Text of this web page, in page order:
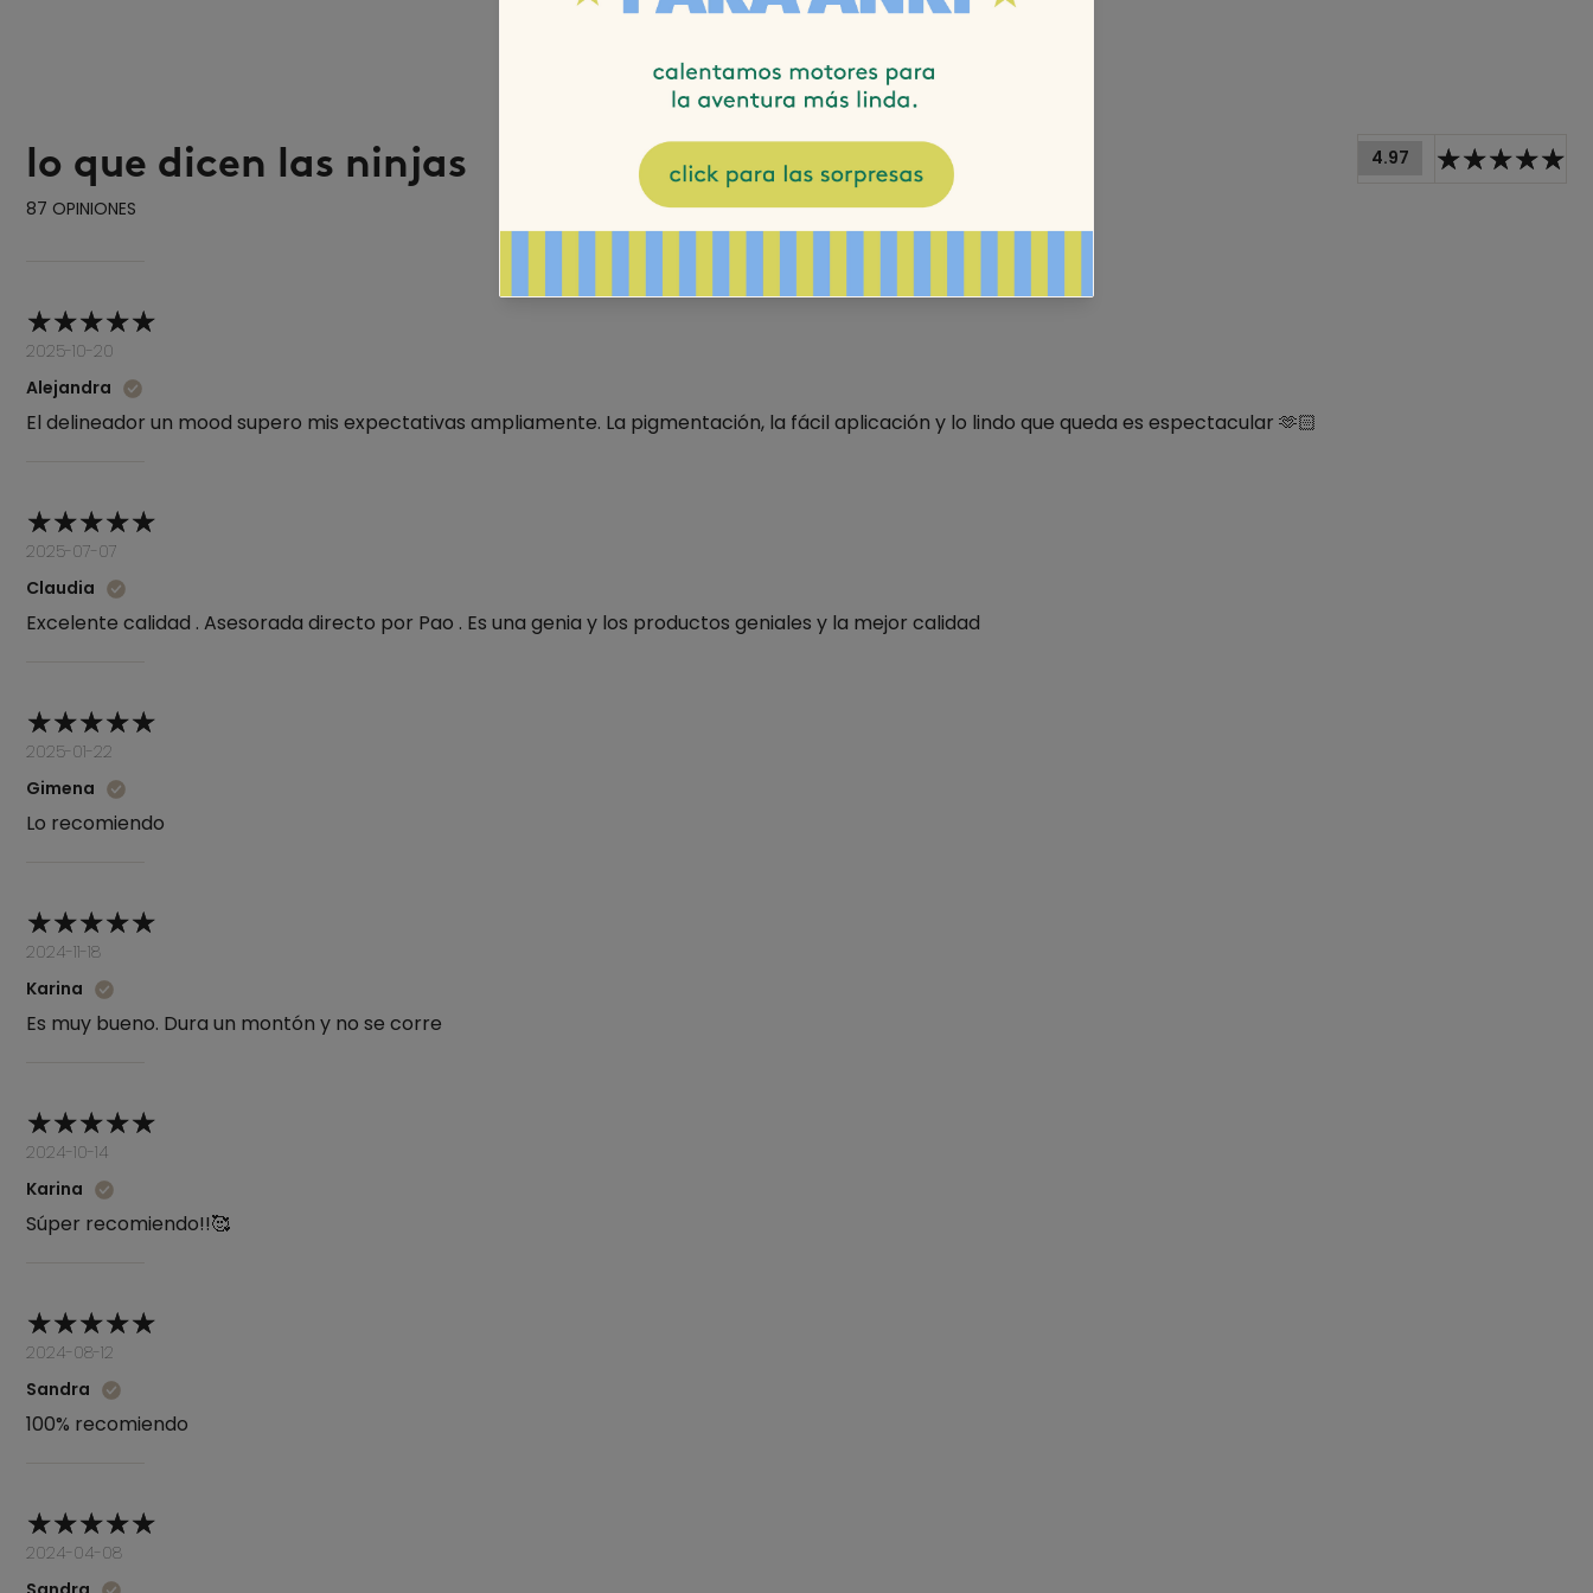
lo que dicen las ninjas
87 OPINIONES
4.97
2025-10-20
Alejandra
El delineador un mood supero mis expectativas ampliamente. La pigmentación, la fácil aplicación y lo lindo que queda es espectacular 🫶🏻
2025-07-07
Claudia
Excelente calidad . Asesorada directo por Pao . Es una genia y los productos geniales y la mejor calidad
2025-01-22
Gimena
Lo recomiendo
2024-11-18
Karina
Es muy bueno. Dura un montón y no se corre
2024-10-14
Karina
Súper recomiendo!!🥰
2024-08-12
Sandra
100% recomiendo
2024-04-08